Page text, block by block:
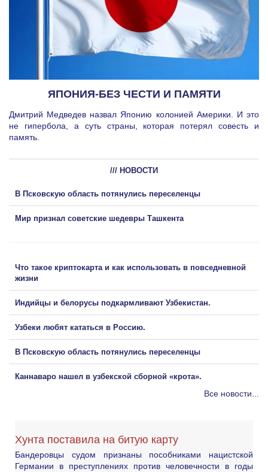
ЯПОНИЯ-БЕЗ ЧЕСТИ И ПАМЯТИ
Дмитрий Медведев назвал Японию колонией Америки. И это
не гипербола, а суть страны, которая потерял совесть и
память.
/// НОВОСТИ
В Псковскую область потянулись переселенцы
Мир признал советские шедевры Ташкента
Что такое криптокарта и как использовать в повседневной
жизни
Индийцы и белорусы подкармливают Узбекистан.
Узбеки любят кататься в Россию.
В Псковскую область потянулись переселенцы
Каннаваро нашел в узбекской сборной «крота».
Все новости...
Хунта поставила на битую карту
Бандеровцы судом признаны пособниками нацистской
Германии в преступлениях против человечности в годы